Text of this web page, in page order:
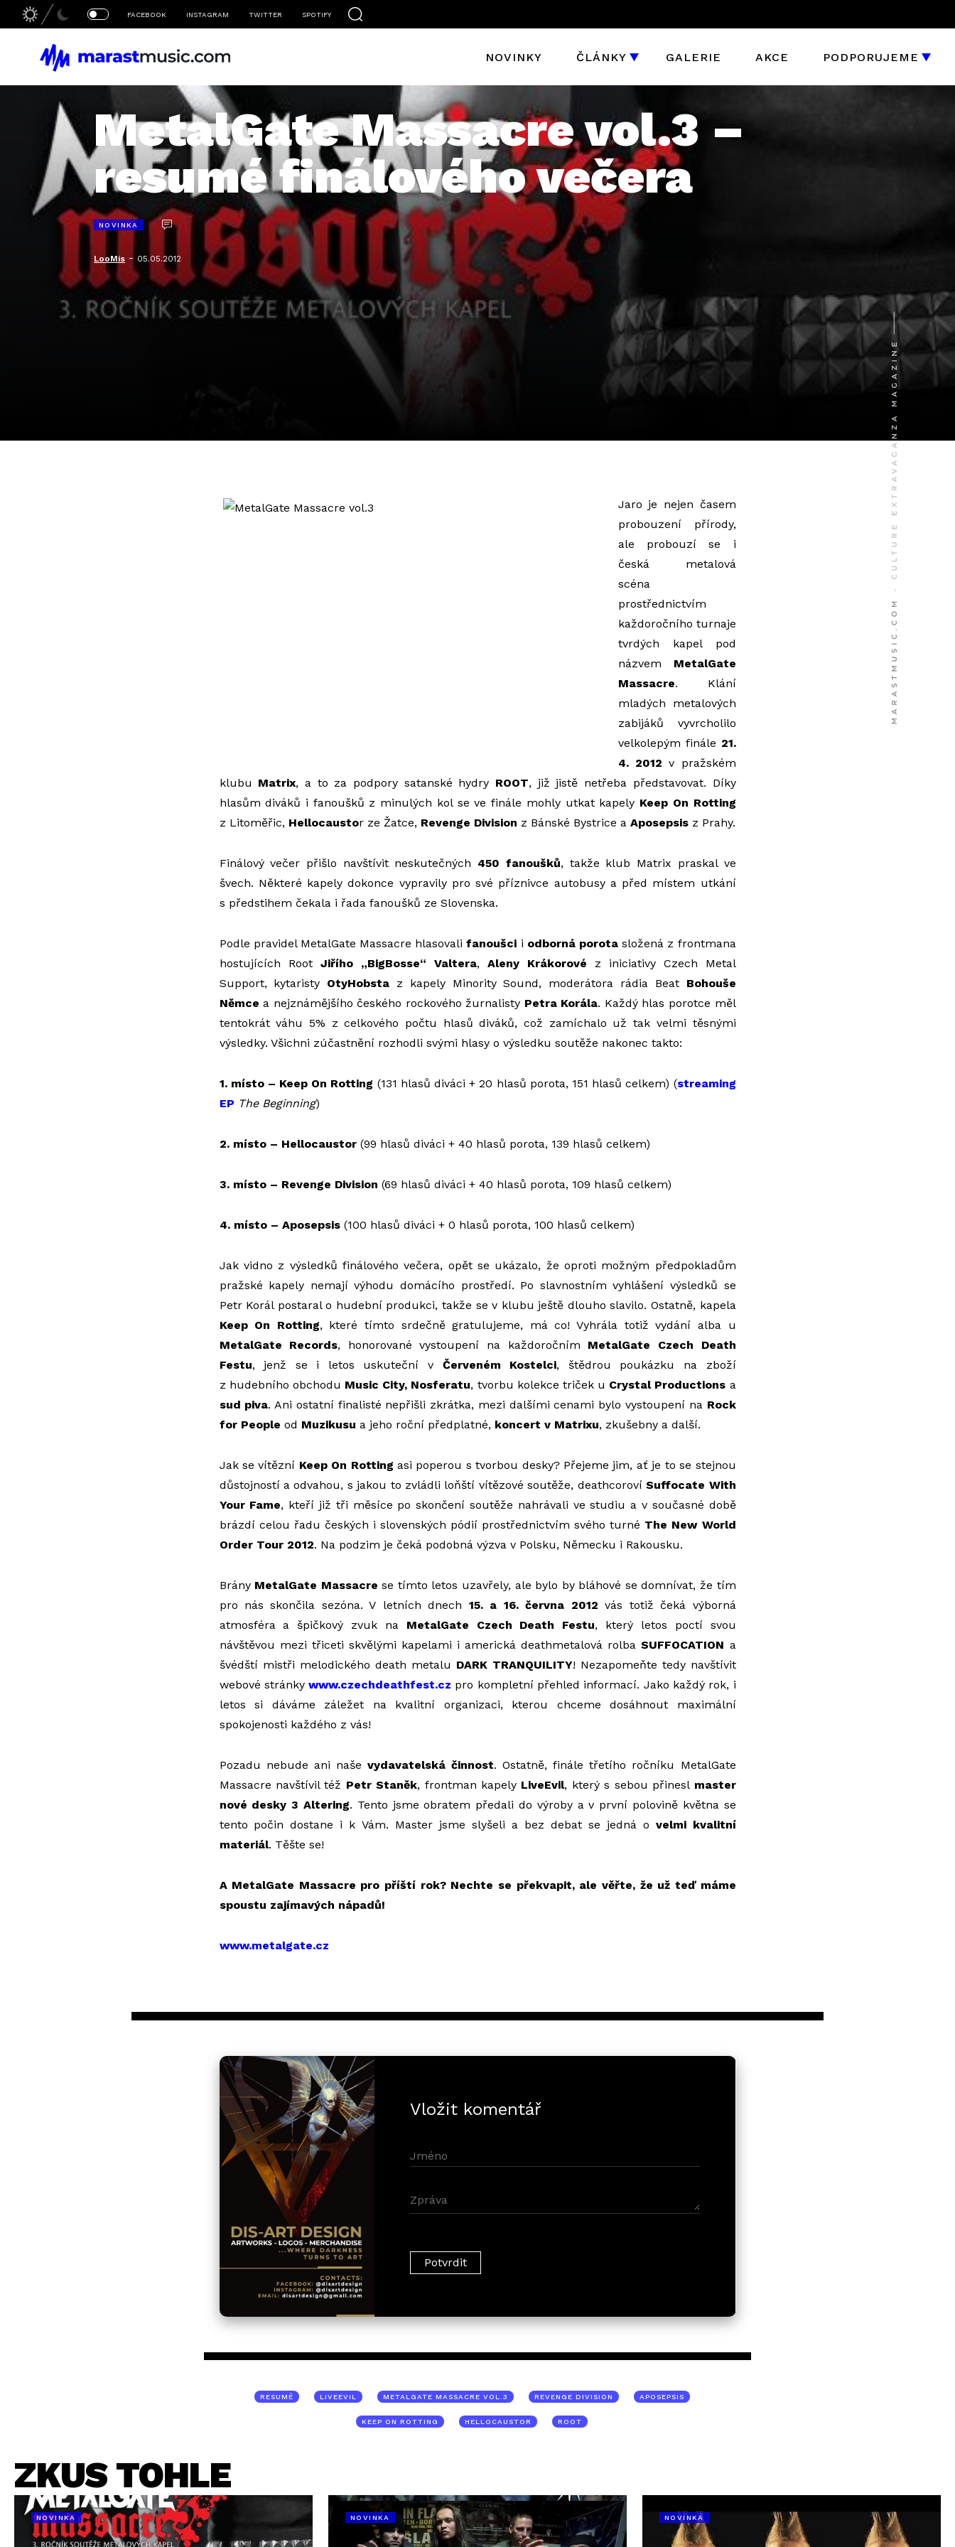
FACEBOOK INSTAGRAM TWITTER SPOTIFY
NOVINKY ČLÁNKY GALERIE AKCE PODPORUJEME
MetalGate Massacre vol.3 –
resumé finálového večera
NOVINKA
LooMis - 05.05.2012
Jaro je nejen časem
probouzení přírody,
ale probouzí se i
česká metalová
scéna
prostřednictvím
každoročního turnaje
tvrdých kapel pod
názvem MetalGate
Massacre. Klání
mladých metalových
zabijáků vyvrcholilo
velkolepým finále 21.
4. 2012v pražském
klubu Matrix, a to za podpory satanské hydry ROOT, již jistě netřeba představovat. Díky
hlasům diváků i fanoušků z minulých kol se ve finále mohly utkat kapely Keep On Rotting
z Litoměřic, Hellocaustor ze Žatce, Revenge Division z Bánské Bystrice a Aposepsisz Prahy.
Finálový večer přišlo navštívit neskutečných 450 fanoušků, takže klub Matrix praskal ve
švech. Některé kapely dokonce vypravily pro své příznivce autobusy a před místem utkání
s předstihem čekala i řada fanoušků ze Slovenska.
Podle pravidel MetalGate Massacre hlasovali fanoušci i odborná porotasložená z frontmana
hostujících Root Jiřího „BigBosse“ Valtera, Aleny Krákorové z iniciativy Czech Metal
Support, kytaristy OtyHobsta z kapely Minority Sound, moderátora rádia Beat Bohouše
Němce a nejznámějšího českého rockového žurnalisty Petra Korála. Každý hlas porotce měl
tentokrát váhu 5% z celkového počtu hlasů diváků, což zamíchalo už tak velmi těsnými
výsledky. Všichni zúčastnění rozhodli svými hlasy o výsledku soutěže nakonec takto:
1. místo – Keep On Rotting (131 hlasů diváci + 20 hlasů porota, 151 hlasů celkem) (streaming
EP The Beginning)
2. místo – Hellocaustor(99 hlasů diváci + 40 hlasů porota, 139 hlasů celkem)
3. místo – Revenge Division (69 hlasů diváci + 40 hlasů porota, 109 hlasů celkem)
4. místo – Aposepsis(100 hlasů diváci + 0 hlasů porota, 100 hlasů celkem)
Jak vidno z výsledků finálového večera, opět se ukázalo, že oproti možným předpokladům
pražské kapely nemají výhodu domácího prostředí. Po slavnostním vyhlášení výsledků se
Petr Korál postaral o hudební produkci, takže se v klubu ještě dlouho slavilo. Ostatně, kapela
Keep On Rotting, které tímto srdečně gratulujeme, má co! Vyhrála totiž vydání alba u
MetalGate Records, honorované vystoupení na každoročním MetalGate Czech Death
Festu, jenž se i letos uskuteční v Červeném Kostelci, štědrou poukázku na zboží
z hudebního obchodu Music City, Nosferatu, tvorbu kolekce triček u Crystal Productions a
sud piva. Ani ostatní finalisté nepřišli zkrátka, mezi dalšími cenami bylo vystoupení na Rock
for People od Muzikusu a jeho roční předplatné, koncert v Matrixu, zkušebny a další.
Jak se vítězní Keep On Rotting asi poperou s tvorbou desky? Přejeme jim, ať je to se stejnou
důstojností a odvahou, s jakou to zvládli loňští vítězové soutěže, deathcorovíSuffocate With
Your Fame, kteří již tři měsíce po skončení soutěže nahrávali ve studiu a v současné době
brázdí celou řadu českých i slovenských pódií prostřednictvím svého turné The New World
Order Tour 2012. Na podzim je čeká podobná výzva v Polsku, Německu i Rakousku.
Brány MetalGate Massacre se tímto letos uzavřely, ale bylo by bláhové se domnívat, že tím
pro nás skončila sezóna. V letních dnech 15. a 16. června 2012 vás totiž čeká výborná
atmosféra a špičkový zvuk na MetalGate Czech Death Festu, který letos poctí svou
návštěvou mezi třiceti skvělými kapelami i americká deathmetalová rolbaSUFFOCATION a
švédští mistři melodického death metalu DARK TRANQUILITY! Nezapomeňte tedy navštívit
webové stránkywww.czechdeathfest.cz pro kompletní přehled informací. Jako každý rok, i
letos si dáváme záležet na kvalitní organizaci, kterou chceme dosáhnout maximální
spokojenosti každého z vás!
Pozadu nebude ani naše vydavatelská činnost. Ostatně, finále třetího ročníku MetalGate
Massacre navštívil též Petr Staněk, frontman kapely LiveEvil, který s sebou přinesl master
nové desky 3 Altering. Tento jsme obratem předali do výroby a v první polovině května se
tento počin dostane i k Vám. Master jsme slyšeli a bez debat se jedná o velmi kvalitní
materiál. Těšte se!
A MetalGate Massacre pro příští rok? Nechte se překvapit, ale věřte, že už teď máme
spoustu zajímavých nápadů!
www.metalgate.cz
Vložit komentář
RESUMÉ LIVEEVIL METALGATE MASSACRE VOL.3 REVENGE DIVISION APOSEPSIS
KEEP ON ROTTING HELLOCAUSTOR ROOT
ZKUS TOHLE
NOVINKA NOVINKA NOVINKA